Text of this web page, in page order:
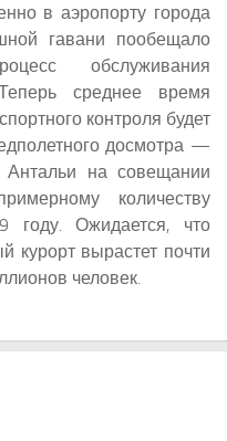
в аэропорту города
гавани пообещало
обслуживания
среднее время
контроля будет
досмотра —
на совещании
количеству
году. Ожидается, что
курорт вырастет почти
человек.